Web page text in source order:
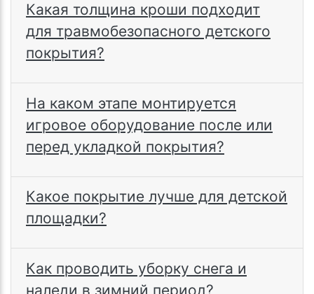
Какая толщина кроши подходит
для травмобезопасного детского
покрытия?
На каком этапе монтируется
игровое оборудование после или
перед укладкой покрытия?
Какое покрытие лучше для детской
площадки?
Как проводить уборку снега и
наледи в зимний период?